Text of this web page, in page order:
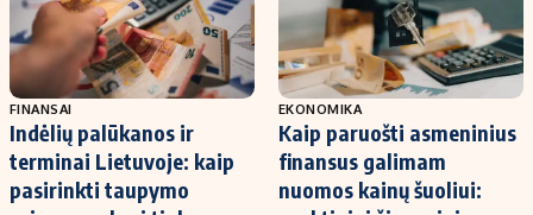
FINANSAI
Indėlių palūkanos ir
terminai Lietuvoje: kaip
pasirinkti taupymo
EKONOMIKA
Kaip paruošti asmeninius
finansus galimam
nuomos kainų šuoliui: